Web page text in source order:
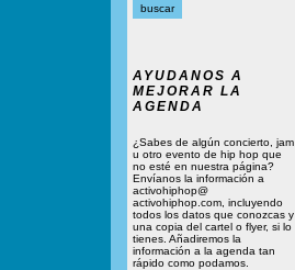
AYUDANOS A
MEJORAR LA
AGENDA
¿Sabes de algún concierto, jam
u otro evento de hip hop que
no esté en nuestra página?
Envíanos la información a
activohiphop@
activohiphop.com, incluyendo
todos los datos que conozcas y
una copia del cartel o flyer, si lo
tienes. Añadiremos la
información a la agenda tan
rápido como podamos.